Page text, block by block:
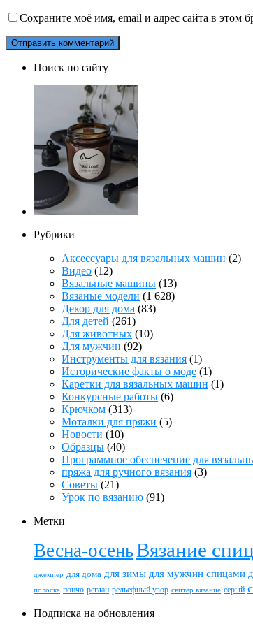
Сохраните моё имя, email и адрес сайта в этом
Поиск по сайту
Рубрики
Аксессуары для вязальных машин (2)
Видео (12)
Вязальные машины (13)
Вязаные модели (1 628)
Декор для дома (83)
Для детей (261)
Для животных (10)
Для мужчин (92)
Инструменты для вязания (1)
Исторические факты о моде (1)
Каретки для вязальных машин (1)
Конкурсные работы (6)
Крючком (313)
Моталки для пряжи (5)
Новости (10)
Образцы (40)
Программное обеспечение для
пряжа для ручного вязания (3)
Советы (21)
Урок по вязанию (91)
Метки
Весна-осеньВязание
джемпер для дома для зимы для мужчин спицами
полоска пончо реглан рельефный узор свитер вязание серый
Подписка на обновления